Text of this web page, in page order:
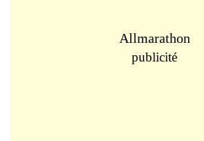
Allmarathon
publicité